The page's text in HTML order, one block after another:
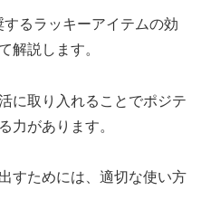
るラッキーアイテムの効
解説します。
に取り入れることでポジテ
力があります。
すためには、適切な使い方